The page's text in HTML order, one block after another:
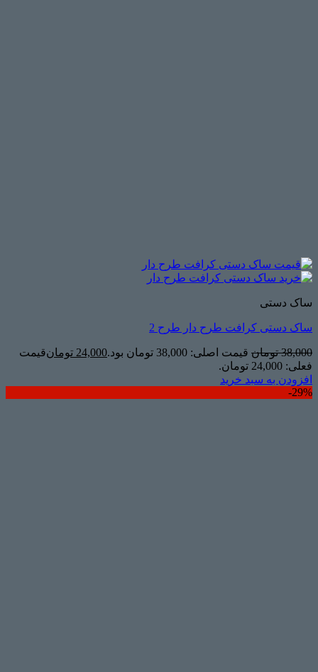
ساک دستی
ساک دستی کرافت طرح دار طرح 2
38,000 تومان قیمت اصلی: 38,000 تومان بود. 24,000 تومانقیمت
فعلی: 24,000 تومان.
افزودن به سبد خرید
29%-